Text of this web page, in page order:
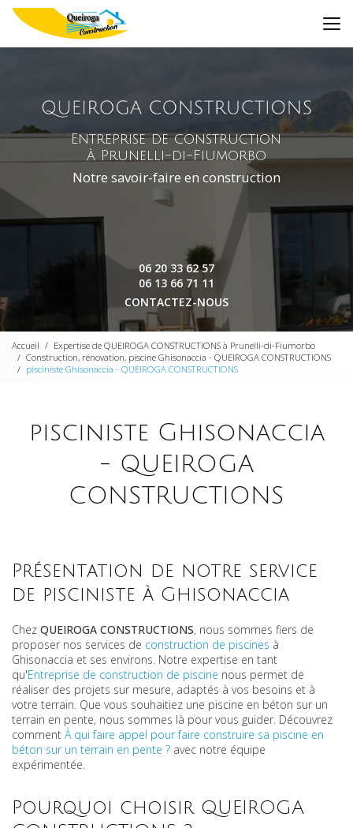
Aller
principal
Entreprise de construction
à Prunelli-di-Fiumorbo
Notre savoir-faire en construction
06 20 33 62 57
06 13 66 71 11
CONTACTEZ-NOUS
Accueil
Expertise de QUEIROGA CONSTRUCTIONS à Prunelli-di-Fiumorbo
Construction, rénovation, piscine Ghisonaccia - QUEIROGA CONSTRUCTIONS
pisciniste Ghisonaccia - QUEIROGA CONSTRUCTIONS
pisciniste Ghisonaccia
- QUEIROGA
CONSTRUCTIONS
Présentation de notre service
de pisciniste à Ghisonaccia
Chez QUEIROGA CONSTRUCTIONS, nous sommes fiers de
proposer nos services de construction de piscines à
Ghisonaccia et ses environs. Notre expertise en tant
qu'Entreprise de construction de piscine nous permet de
réaliser des projets sur mesure, adaptés à vos besoins et à
votre terrain. Que vous souhaitiez une piscine en béton sur un
terrain en pente, nous sommes là pour vous guider. Découvrez
comment À qui faire appel pour faire construire sa piscine en
béton sur un terrain en pente ? avec notre équipe
expérimentée.
Pourquoi choisir QUEIROGA